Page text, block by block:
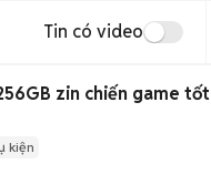
Tin có video
zin chiến game tốt
kiện